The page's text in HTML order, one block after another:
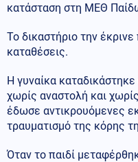
κατάσταση στη ΜΕΘ
Το δικαστήριο την
καταθέσεις.
Η γυναίκα
χωρίς αναστολή και
έδωσε αντικρουόμενες
τραυματισμό της κόρης
Όταν το παιδί